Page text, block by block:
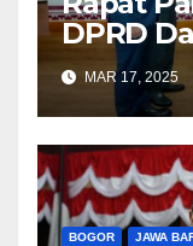
DPRD
Bupati
2030
MAR 17, 2025
BOGOR JAWA